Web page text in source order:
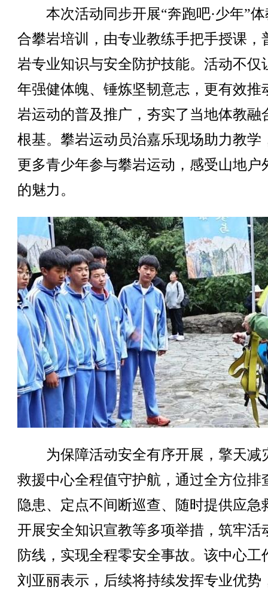
本次活动同步开展“奔跑吧·少年”体
合攀岩培训，由专业教练手把手授课，
岩专业知识与安全防护技能。活动不仅
年强健体魄、锤炼坚韧意志，更有效推
岩运动的普及推广，夯实了当地体教融
根基。攀岩运动员治嘉乐现场助力教学
更多青少年参与攀岩运动，感受山地户
的魅力。
为保障活动安全有序开展，擎天减
救援中心全程值守护航，通过全方位排
隐患、定点不间断巡查、随时提供应急
开展安全知识宣教等多项举措，筑牢活
防线，实现全程零安全事故。该中心工
刘亚丽表示，后续将持续发挥专业优势